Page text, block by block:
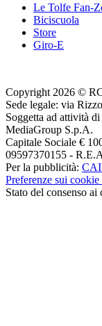
Le Tolfe Fan-
Biciscuola
Store
Giro-E
Copyright 2026 ©
Sede legale: via
Soggetta ad attività
MediaGroup S.p.A.
Capitale Sociale €
09597370155 -
Per la pubblicità:
Preferenze sui cookie
Stato del consenso ai